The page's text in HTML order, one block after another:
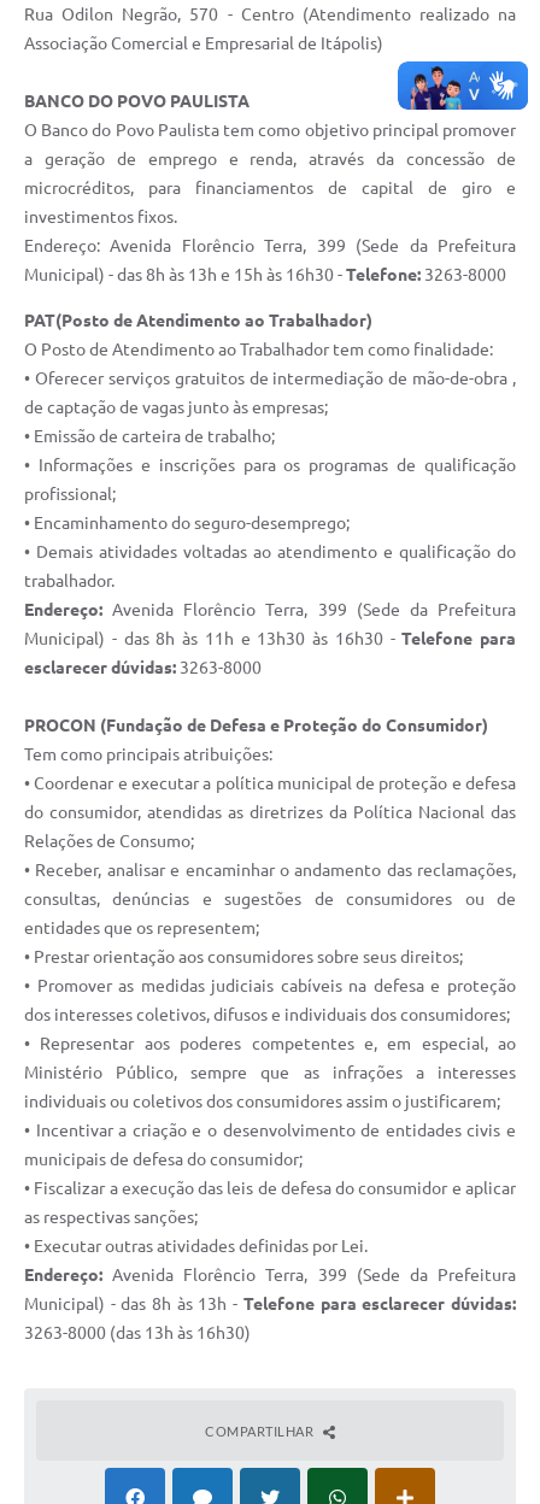
Contas Públicas
Links
Telefones Úteis
Transparência
Enquete
Jornal
Agenda
e-SIC
Diário Oficial
Rua Odilon Negrão, 570 - Centro (Atendimento realizado na
Associação Comercial e Empresarial de Itápolis)
BANCO DO POVO PAULISTA
O Banco do Povo Paulista tem como objetivo principal promover
a geração de emprego e renda, através da concessão de
microcréditos, para financiamentos de capital de giro e
investimentos fixos.
Endereço: Avenida Florêncio Terra, 399 (Sede da Prefeitura
Municipal) - das 8h às 13h e 15h às 16h30 -Telefone: 3263-8000
PAT(Posto de Atendimento ao Trabalhador)
O Posto de Atendimento ao Trabalhador tem como finalidade:
• Oferecer serviços gratuitos de intermediação de mão-de-obra ,
de captação de vagas junto às empresas;
• Emissão de carteira de trabalho;
• Informações e inscrições para os programas de qualificação
profissional;
• Encaminhamento do seguro-desemprego;
• Demais atividades voltadas ao atendimento e qualificação do
trabalhador.
Endereço: Avenida Florêncio Terra, 399 (Sede da Prefeitura
Municipal) - das 8h às 11h e 13h30 às 16h30 -Telefone para
esclarecer dúvidas: 3263-8000
PROCON (Fundação de Defesa e Proteção do Consumidor)
Tem como principais atribuições:
• Coordenar e executar a política municipal de proteção e defesa
do consumidor, atendidas as diretrizes da Política Nacional das
Relações de Consumo;
• Receber, analisar e encaminhar o andamento das reclamações,
consultas, denúncias e sugestões de consumidores ou de
entidades que os representem;
• Prestar orientação aos consumidores sobre seus direitos;
• Promover as medidas judiciais cabíveis na defesa e proteção
dos interesses coletivos, difusos e individuais dos consumidores;
• Representar aos poderes competentes e, em especial, ao
Ministério Público, sempre que as infrações a interesses
individuais ou coletivos dos consumidores assim o justificarem;
• Incentivar a criação e o desenvolvimento de entidades civis e
municipais de defesa do consumidor;
• Fiscalizar a execução das leis de defesa do consumidor e aplicar
as respectivas sanções;
• Executar outras atividades definidas por Lei.
Endereço:Avenida Florêncio Terra, 399 (Sede da Prefeitura
Municipal) - das 8h às 13h - Telefone para esclarecer dúvidas:
3263-8000 (das 13h às 16h30)
COMPARTILHAR